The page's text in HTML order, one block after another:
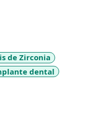
de Zirconia
dental